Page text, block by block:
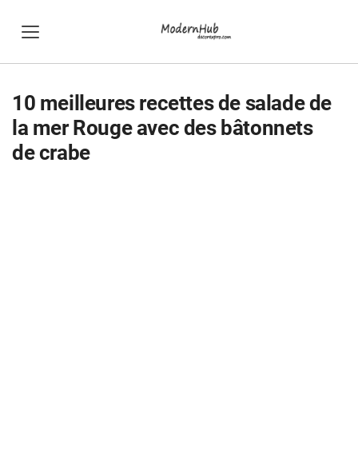
10 meilleures recettes de salade de
la mer Rouge avec des bâtonnets
de crabe